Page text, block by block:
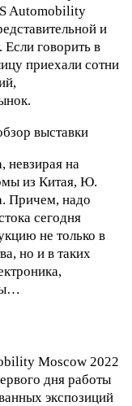
Automobility
и
говорить в
приехали сотни
невзирая на
из Китая, Ю.
Причем, надо
сегодня
не только в
но и в таких
Moscow 2022
дня работы
экспозиций